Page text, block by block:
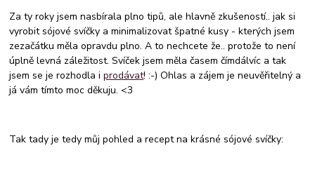
Za ty roky jsem nasbírala plno tipů, ale hlavně zkušeností.. jak si
vyrobit sójové svíčky a minimalizovat špatné kusy - kterých jsem
zezačátku měla opravdu plno. A to nechcete že.. protože to není
úplně levná záležitost. Svíček jsem měla časem čímdálvíc a tak
jsem se je rozhodla iprodávat! :-) Ohlas a zájem je neuvěřitelný a
já vám tímto moc děkuju. <3
Tak tady je tedy můj pohled a recept na krásné sójové svíčky: